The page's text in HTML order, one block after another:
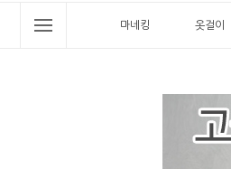
마네킹 옷걸이